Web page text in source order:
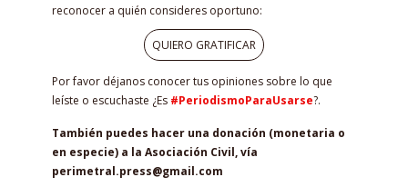
reconocer a quién consideres oportuno:
QUIERO GRATIFICAR
Por favor déjanos conocer tus opiniones sobre lo que
leíste o escuchaste ¿Es #PeriodismoParaUsarse?.
También puedes hacer una donación (monetaria o
en especie) a la Asociación Civil, vía
perimetral.press@gmail.com